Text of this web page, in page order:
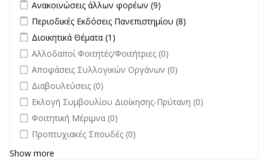
Apply Ανακοινώσεις άλλων φορέων filter
Ανακοινώσεις άλλων φορέων (9)
Apply Περιοδικές Εκδόσεις Πανεπιστημίου filter
Περιοδικές Εκδόσεις Πανεπιστημίου (8)
Apply Διοικητικά Θέματα filter
Διοικητικά Θέματα (1)
undefined
Αλλοδαποί Φοιτητές/Φοιτήτριες (0)
undefined
Αποφάσεις Συλλογικών Οργάνων (0)
undefined
Διαβουλεύσεις (0)
undefined
Εκλογή Συμβουλίου Διοίκησης-Πρύτανη (0)
undefined
Φοιτητική Μέριμνα (0)
undefined
Προπτυχιακές Σπουδές (0)
Show more